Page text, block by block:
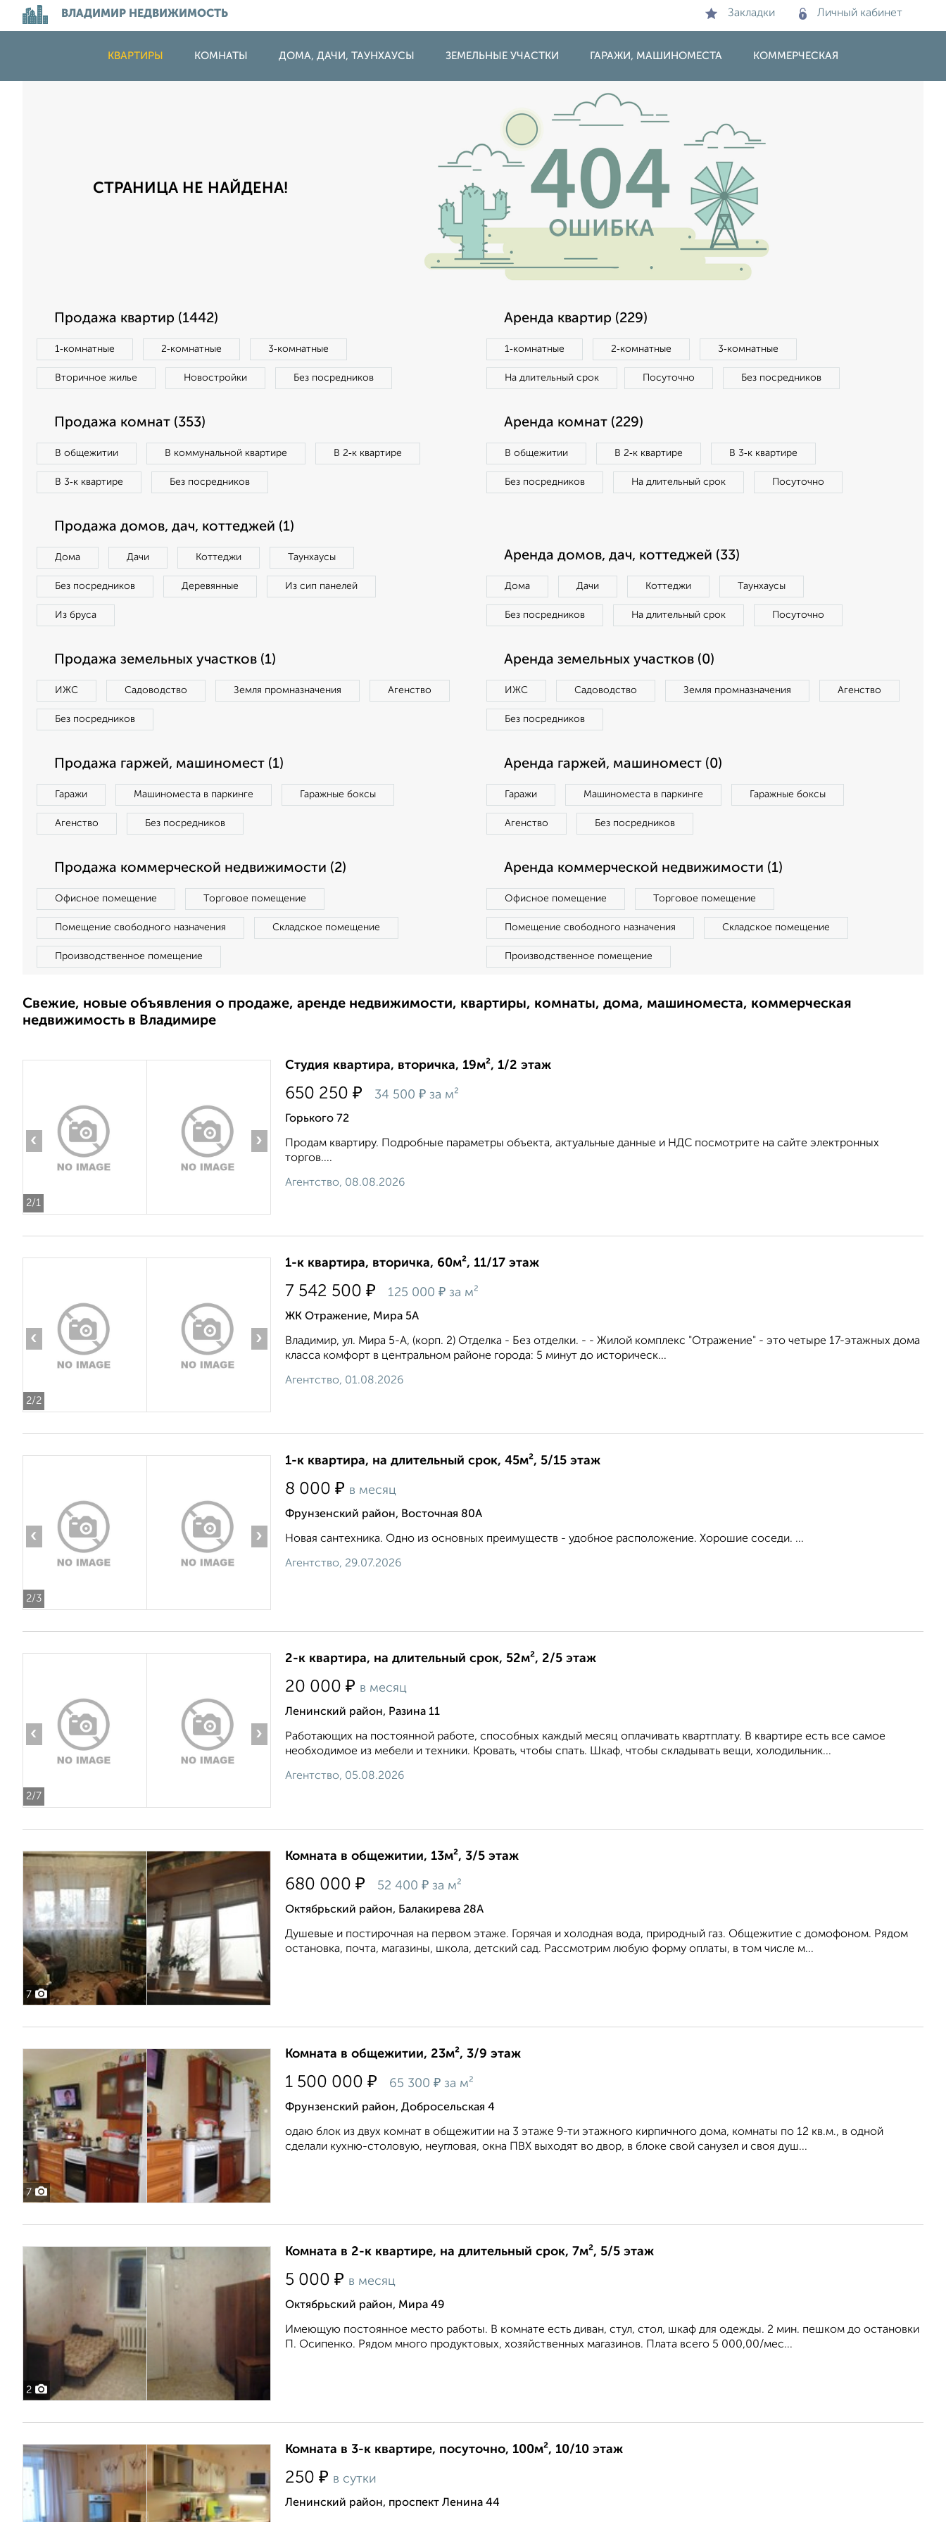
ВЛАДИМИР НЕДВИЖИМОСТЬ Закладки Личный кабинет
КВАРТИРЫ КОМНАТЫ ДОМА, ДАЧИ, ТАУНХАУСЫ ЗЕМЕЛЬНЫЕ УЧАСТКИ ГАРАЖИ, МАШИНОМЕСТА КОММЕРЧЕСКАЯ
СТРАНИЦА НЕ НАЙДЕНА!
Продажа квартир (1442)
1‑комнатные 2‑комнатные 3‑комнатные
Вторичное жилье Новостройки Без посредников
Аренда квартир (229)
1‑комнатные 2‑комнатные 3‑комнатные
На длительный срок Посуточно Без посредников
Продажа комнат (353)
В общежитии В коммунальной квартире В 2‑к квартире
В 3‑к квартире Без посредников
Аренда комнат (229)
В общежитии В 2‑к квартире В 3‑к квартире
Без посредников На длительный срок Посуточно
Продажа домов, дач, коттеджей (1)
Дома Дачи Коттеджи Таунхаусы
Без посредников Деревянные Из сип панелей
Из бруса
Аренда домов, дач, коттеджей (33)
Дома Дачи Коттеджи Таунхаусы
Без посредников На длительный срок Посуточно
Продажа земельных участков (1)
ИЖС Садоводство Земля промназначения Агенство
Без посредников
Аренда земельных участков (0)
ИЖС Садоводство Земля промназначения Агенство
Без посредников
Продажа гаржей, машиномест (1)
Гаражи Машиноместа в паркинге Гаражные боксы
Агенство Без посредников
Аренда гаржей, машиномест (0)
Гаражи Машиноместа в паркинге Гаражные боксы
Агенство Без посредников
Продажа коммерческой недвижимости (2)
Офисное помещение Торговое помещение
Помещение свободного назначения Складское помещение
Производственное помещение
Аренда коммерческой недвижимости (1)
Офисное помещение Торговое помещение
Помещение свободного назначения Складское помещение
Производственное помещение
Свежие, новые объявления о продаже, аренде недвижимости, квартиры, комнаты, дома, машиноместа, коммерческая
недвижимость в Владимире
2/1
‹ ›
Студия квартира, вторичка, 19м², 1/2 этаж
650 250 ₽ 34 500 ₽ за м²
Горького 72
Продам квартиру. Подробные параметры объекта, актуальные данные и НДС посмотрите на сайте электронных
торгов....
Агентство, 08.08.2026
2/2
‹ ›
1-к квартира, вторичка, 60м², 11/17 этаж
7 542 500 ₽ 125 000 ₽ за м²
ЖК Отражение, Мира 5А
Владимир, ул. Мира 5-А, (корп. 2) Отделка - Без отделки. - - Жилой комплекс "Отражение" - это четыре 17-этажных дома
класса комфорт в центральном районе города: 5 минут до историческ...
Агентство, 01.08.2026
2/3
‹ ›
1-к квартира, на длительный срок, 45м², 5/15 этаж
8 000 ₽ в месяц
Фрунзенский район, Восточная 80А
Новая сантехника. Одно из основных преимуществ - удобное расположение. Хорошие соседи. ...
Агентство, 29.07.2026
2/7
‹ ›
2-к квартира, на длительный срок, 52м², 2/5 этаж
20 000 ₽ в месяц
Ленинский район, Разина 11
Работающих на постоянной работе, способных каждый месяц оплачивать квартплату. В квартире есть все самое
необходимое из мебели и техники. Кровать, чтобы спать. Шкаф, чтобы складывать вещи, холодильник...
Агентство, 05.08.2026
7
Комната в общежитии, 13м², 3/5 этаж
680 000 ₽ 52 400 ₽ за м²
Октябрьский район, Балакирева 28А
Душевые и постирочная на первом этаже. Горячая и холодная вода, природный газ. Общежитие с домофоном. Рядом
остановка, почта, магазины, школа, детский сад. Рассмотрим любую форму оплаты, в том числе м...
7
Комната в общежитии, 23м², 3/9 этаж
1 500 000 ₽ 65 300 ₽ за м²
Фрунзенский район, Добросельская 4
одаю блок из двух комнат в общежитии на 3 этаже 9-ти этажного кирпичного дома, комнаты по 12 кв.м., в одной
сделали кухню-столовую, неугловая, окна ПВХ выходят во двор, в блоке свой санузел и своя душ...
2
Комната в 2-к квартире, на длительный срок, 7м², 5/5 этаж
5 000 ₽ в месяц
Октябрьский район, Мира 49
Имеющую постоянное место работы. В комнате есть диван, стул, стол, шкаф для одежды. 2 мин. пешком до остановки
П. Осипенко. Рядом много продуктовых, хозяйственных магазинов. Плата всего 5 000,00/мес...
Комната в 3-к квартире, посуточно, 100м², 10/10 этаж
250 ₽ в сутки
Ленинский район, проспект Ленина 44